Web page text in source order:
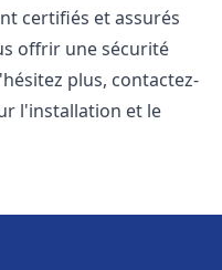
certifiés et assurés
offrir une sécurité
plus, contactez-
l'installation et le